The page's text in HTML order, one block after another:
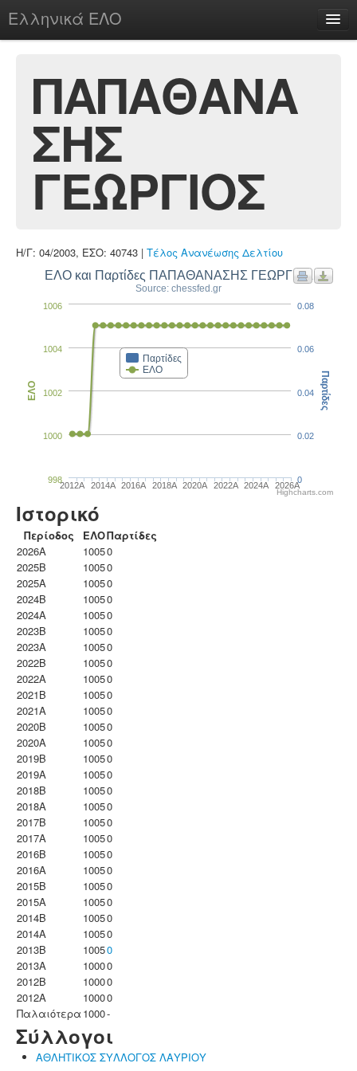
Ελληνικά ΕΛΟ
chesstu.be @ discord
Login
ΠΑΠΑΘΑΝΑ
ΣΗΣ
ΓΕΩΡΓΙΟΣ
Η/Γ: 04/2003, ΕΣΟ: 40743 | Τέλος Ανανέωσης Δελτίου
ΕΛΟ και Παρτίδες ΠΑΠΑΘΑΝΑΣΗΣ ΓΕΩΡΓΙΟΣ
Source: chessfed.gr
Παρτίδες
ΕΛΟ
2012A 2014A 2016A 2018A 2020A 2022A 2024A 2026A
1000
1002
1004
1006
998
ΕΛΟ
0
0.02
0.04
0.06
0.08
Παρτίδες
Highcharts.com
Ιστορικό
Περίοδος ΕΛΟΠαρτίδες
2026A
10050
2025B
10050
2025A
10050
2024B
10050
2024A
10050
2023B
10050
2023Α
10050
2022B
10050
2022A
10050
2021B
10050
2021A
10050
2020B
10050
2020A
10050
2019B
10050
2019A
10050
2018B
10050
2018A
10050
2017B
10050
2017A
10050
2016B
10050
2016A
10050
2015B
10050
2015A
10050
2014B
10050
2014A
10050
2013B
10050
2013A
10000
2012B
10000
2012A
10000
Παλαιότερα 1000-
Σύλλογοι
ΑΘΛΗΤΙΚΟΣ ΣΥΛΛΟΓΟΣ ΛΑΥΡΙΟΥ